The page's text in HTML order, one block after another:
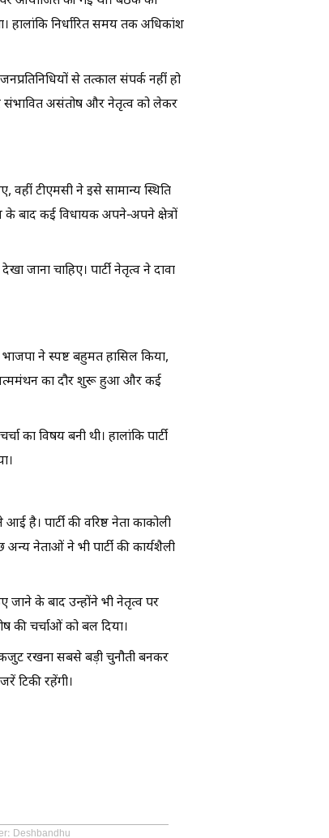
हालांकि निर्धारित समय तक अधिकांश
से तत्काल संपर्क नहीं हो
संभावित असंतोष और नेतृत्व को लेकर
टीएमसी ने इसे सामान्य स्थिति
के बाद कई विधायक अपने-अपने क्षेत्रों
जाना चाहिए। पार्टी नेतृत्व ने दावा
ने स्पष्ट बहुमत हासिल किया,
आत्ममंथन का दौर शुरू हुआ और कई
विषय बनी थी। हालांकि पार्टी
पार्टी की वरिष्ठ नेता काकोली
नेताओं ने भी पार्टी की कार्यशैली
जाने के बाद उन्होंने भी नेतृत्व पर
की चर्चाओं को बल दिया।
रखना सबसे बड़ी चुनौती बनकर
टिकी रहेंगी।
Deshbandhu